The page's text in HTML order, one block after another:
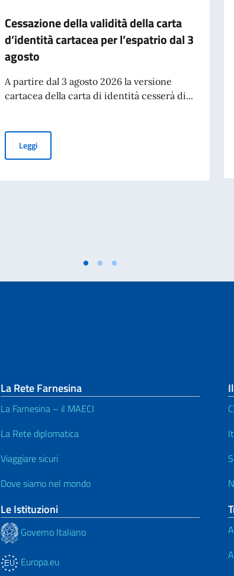
Cessazione della validità della carta
d’identità cartacea per l’espatrio dal 3
agosto
A partire dal 3 agosto 2026 la versione
cartacea della carta di identità cesserà di...
LeggiCessazione della validità della carta d’identità cartacea
La Rete Farnesina
La Farnesina – il MAECI
La Rete diplomatica
Viaggiare sicuri
Dove siamo nel mondo
Le Istituzioni
Governo Italiano
Europa.eu